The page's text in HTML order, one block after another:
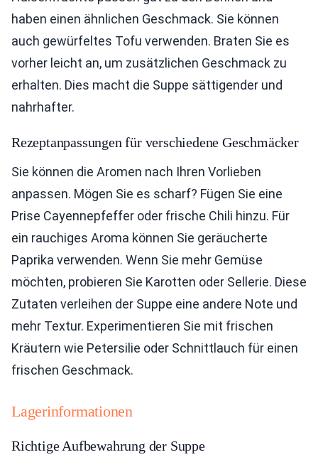
haben einen ähnlichen Geschmack. Sie können
auch gewürfeltes Tofu verwenden. Braten Sie es
vorher leicht an, um zusätzlichen Geschmack zu
erhalten. Dies macht die Suppe sättigender und
nahrhafter.
Rezeptanpassungen für verschiedene Geschmäcker
Sie können die Aromen nach Ihren Vorlieben
anpassen. Mögen Sie es scharf? Fügen Sie eine
Prise Cayennepfeffer oder frische Chili hinzu. Für
ein rauchiges Aroma können Sie geräucherte
Paprika verwenden. Wenn Sie mehr Gemüse
möchten, probieren Sie Karotten oder Sellerie. Diese
Zutaten verleihen der Suppe eine andere Note und
mehr Textur. Experimentieren Sie mit frischen
Kräutern wie Petersilie oder Schnittlauch für einen
frischen Geschmack.
Lagerinformationen
Richtige Aufbewahrung der Suppe